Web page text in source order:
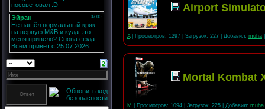
Airport
A| Просмотров: 1297 | Загрузок: 227 | Добавил: muha
Mortal Kombat
M | Просмотров: 1094 | Загрузок: 225 | Добавил: muha